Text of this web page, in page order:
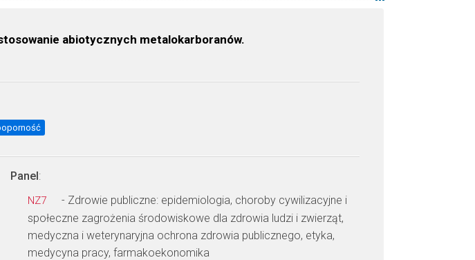
abiotycznych metalokarboranów.
Panel:
NZ7
- Zdrowie publiczne: epidemiologia, choroby cywilizacyjne i
społeczne zagrożenia środowiskowe dla zdrowia ludzi i zwierząt,
medyczna i weterynaryjna ochrona zdrowia publicznego, etyka,
medycyna pracy, farmakoekonomika